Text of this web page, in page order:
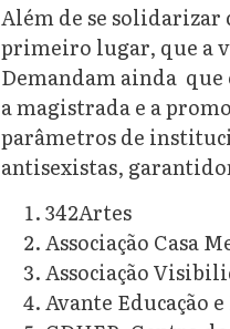
Além de se solidarizar
primeiro lugar, que a
Demandam ainda que
a magistrada e a
parâmetros de
antisexistas,
342Artes
Associação Casa
Associação
Avante Educação